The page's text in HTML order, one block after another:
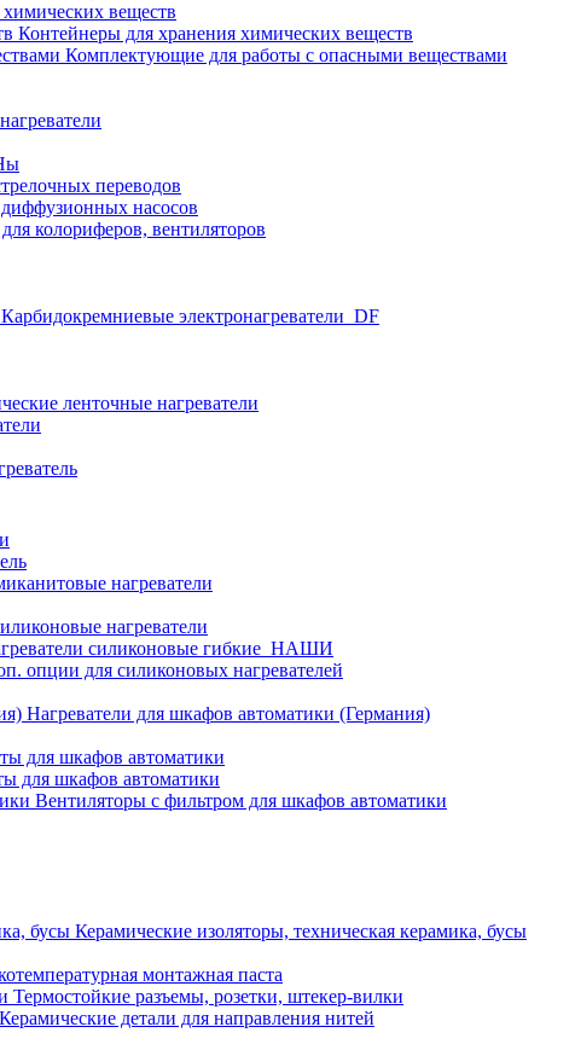
веществ
Контейнеры для хранения химических веществ
Комплектующие для работы с опасными веществами
переводов
насосов
колориферов, вентиляторов
Карбидокремниевые электронагреватели_DF
ленточные нагреватели
нагреватели
нагреватели
силиконовые гибкие_НАШИ
опции для силиконовых нагревателей
Нагреватели для шкафов автоматики (Германия)
для шкафов автоматики
для шкафов автоматики
Вентиляторы с фильтром для шкафов автоматики
Керамические изоляторы, техническая керамика, бусы
монтажная паста
Термостойкие разъемы, розетки, штекер-вилки
Керамические детали для направления нитей